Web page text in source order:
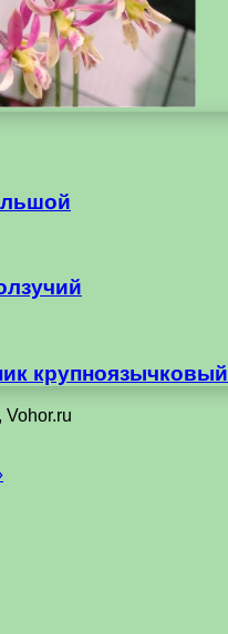
крупноязычковый